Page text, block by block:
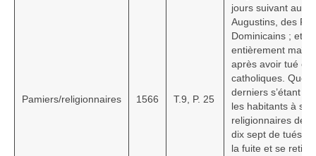
Pamiers/religionnaires 1566 T.9, P. 25
jours suivant aux
Augustins, des
Dominicains ; et
entièrement
après avoir tué ou
catholiques.
derniers s’étant
les habitants à se
religionnaires de
dix sept de tués.
la fuite et se